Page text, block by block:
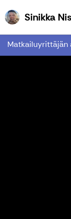
Sinikka
Matkailuyrittäjän